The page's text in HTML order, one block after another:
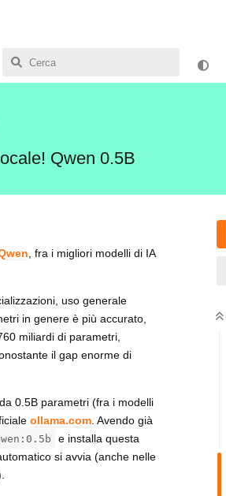
Qwen 0.5B
, fra i migliori modelli di IA
uso generale
in genere è più accurato,
miliardi di parametri,
il gap enorme di
0.5B parametri (fra i modelli
ollama.com . Avendo già
e installa questa
si avvia (anche nelle